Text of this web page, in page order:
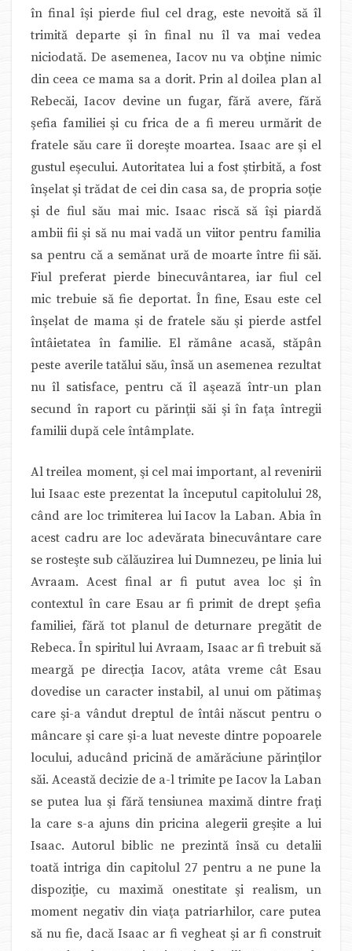
în final îşi pierde fiul cel drag, este nevoită să îl
trimită departe şi în final nu îl va mai vedea
niciodată. De asemenea, Iacov nu va obţine nimic
din ceea ce mama sa a dorit. Prin al doilea plan al
Rebecăi, Iacov devine un fugar, fără avere, fără
şefia familiei şi cu frica de a fi mereu urmărit de
fratele său care îi doreşte moartea. Isaac are şi el
gustul eşecului. Autoritatea lui a fost ştirbită, a fost
înşelat şi trădat de cei din casa sa, de propria soţie
şi de fiul său mai mic. Isaac riscă să îşi piardă
ambii fii şi să nu mai vadă un viitor pentru familia
sa pentru că a semănat ură de moarte între fii săi.
Fiul preferat pierde binecuvântarea, iar fiul cel
mic trebuie să fie deportat. În fine, Esau este cel
înşelat de mama şi de fratele său şi pierde astfel
întâietatea în familie. El rămâne acasă, stăpân
peste averile tatălui său, însă un asemenea rezultat
nu îl satisface, pentru că îl aşează într-un plan
secund în raport cu părinţii săi şi în faţa întregii
familii după cele întâmplate.
Al treilea moment, şi cel mai important, al revenirii
lui Isaac este prezentat la începutul capitolului 28,
când are loc trimiterea lui Iacov la Laban. Abia în
acest cadru are loc adevărata binecuvântare care
se rosteşte sub călăuzirea lui Dumnezeu, pe linia lui
Avraam. Acest final ar fi putut avea loc şi în
contextul în care Esau ar fi primit de drept şefia
familiei, fără tot planul de deturnare pregătit de
Rebeca. În spiritul lui Avraam, Isaac ar fi trebuit să
meargă pe direcţia Iacov, atâta vreme cât Esau
dovedise un caracter instabil, al unui om pătimaş
care şi-a vândut dreptul de întâi născut pentru o
mâncare şi care şi-a luat neveste dintre popoarele
locului, aducând pricină de amărăciune părinţilor
săi. Această decizie de a-l trimite pe Iacov la Laban
se putea lua şi fără tensiunea maximă dintre fraţi
la care s-a ajuns din pricina alegerii greşite a lui
Isaac. Autorul biblic ne prezintă însă cu detalii
toată intriga din capitolul 27 pentru a ne pune la
dispoziţie, cu maximă onestitate şi realism, un
moment negativ din viaţa patriarhilor, care putea
să nu fie, dacă Isaac ar fi vegheat şi ar fi construit